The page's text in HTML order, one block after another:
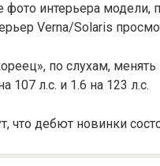
фото интерьера
Verna/Solaris
по слухам,
107 л.с. и 1.6 на 123 л.с.
что дебют новинки